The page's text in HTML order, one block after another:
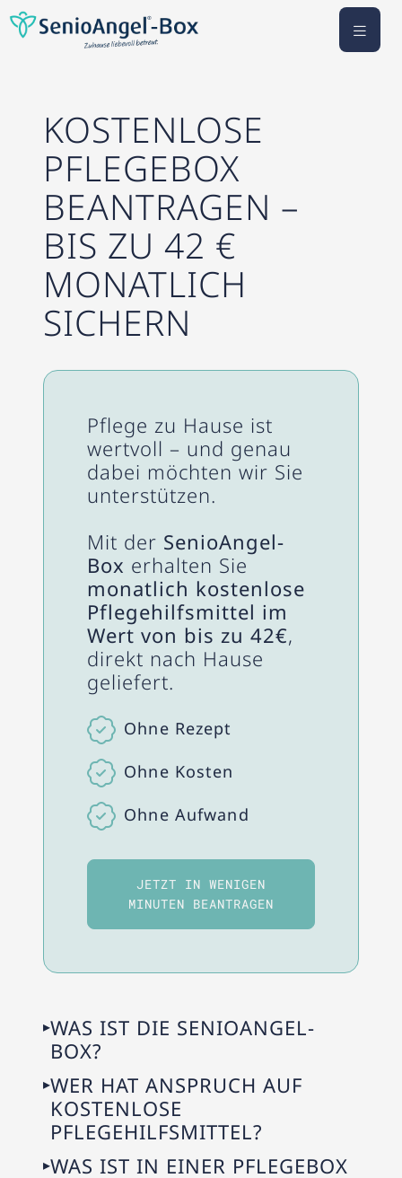
KOSTENLOSE
PFLEGEBOX
BEANTRAGEN –
BIS ZU 42 €
MONATLICH
SICHERN
WAS IST DIE SENIOANGEL-
BOX?
WER HAT ANSPRUCH AUF
KOSTENLOSE
PFLEGEHILFSMITTEL?
WAS IST IN EINER PFLEGEBOX
Pflege zu Hause ist
wertvoll – und genau
dabei möchten wir Sie
unterstützen.
Mit der SenioAngel-
Box erhalten Sie
monatlich kostenlose
Pflegehilfsmittel im
Wert von bis zu 42€,
direkt nach Hause
geliefert.
Ohne Rezept
Ohne Kosten
Ohne Aufwand
JETZT IN WENIGEN
MINUTEN BEANTRAGEN